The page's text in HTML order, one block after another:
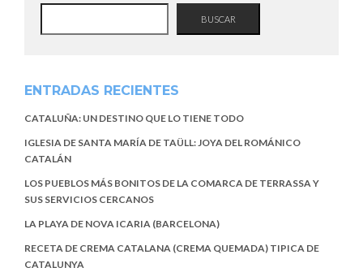
BUSCAR
ENTRADAS RECIENTES
CATALUÑA: UN DESTINO QUE LO TIENE TODO
IGLESIA DE SANTA MARÍA DE TAÜLL: JOYA DEL ROMÁNICO
CATALÁN
LOS PUEBLOS MÁS BONITOS DE LA COMARCA DE TERRASSA Y
SUS SERVICIOS CERCANOS
LA PLAYA DE NOVA ICARIA (BARCELONA)
RECETA DE CREMA CATALANA (CREMA QUEMADA) TIPICA DE
CATALUNYA